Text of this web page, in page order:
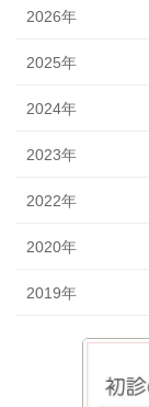
2026年
2025年
2024年
2023年
2022年
2020年
2019年